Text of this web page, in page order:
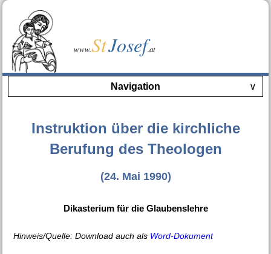
www.StJosef.at
Navigation ∨
Instruktion über die kirchliche
Berufung des Theologen
(24. Mai 1990)
Dikasterium für die Glaubenslehre
Hinweis/Quelle: Download auch als Word-Dokument